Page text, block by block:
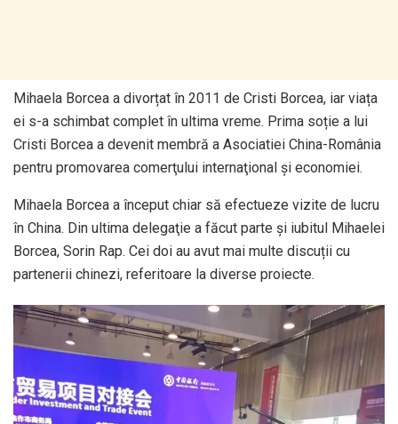
Mihaela Borcea a divorțat în 2011 de Cristi Borcea, iar viața
ei s-a schimbat complet în ultima vreme. Prima soție a lui
Cristi Borcea a devenit membră a Asociatiei China-România
pentru promovarea comerţului internaţional şi economiei.
Mihaela Borcea a început chiar să efectueze vizite de lucru
în China. Din ultima delegaţie a făcut parte şi iubitul Mihaelei
Borcea, Sorin Rap. Cei doi au avut mai multe discuții cu
partenerii chinezi, referitoare la diverse proiecte.